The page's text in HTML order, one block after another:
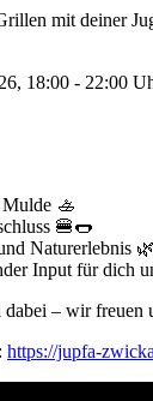
mit deiner
18:00 - 22:00
Mulde 🚣
🍔🌭
Naturerlebnis
Input für dich
dabei – wir freuen
https://jupfa-